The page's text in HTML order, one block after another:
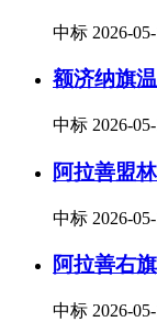
中标 2026-
额济纳旗
中标 2026-
阿拉善盟
中标 2026-
阿拉善右
中标 2026-